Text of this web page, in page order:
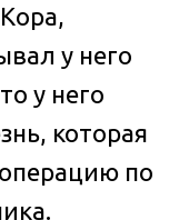
у него
у него
которая
по